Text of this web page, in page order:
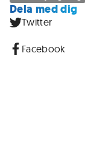
Dela med dig
Twitter
Facebook